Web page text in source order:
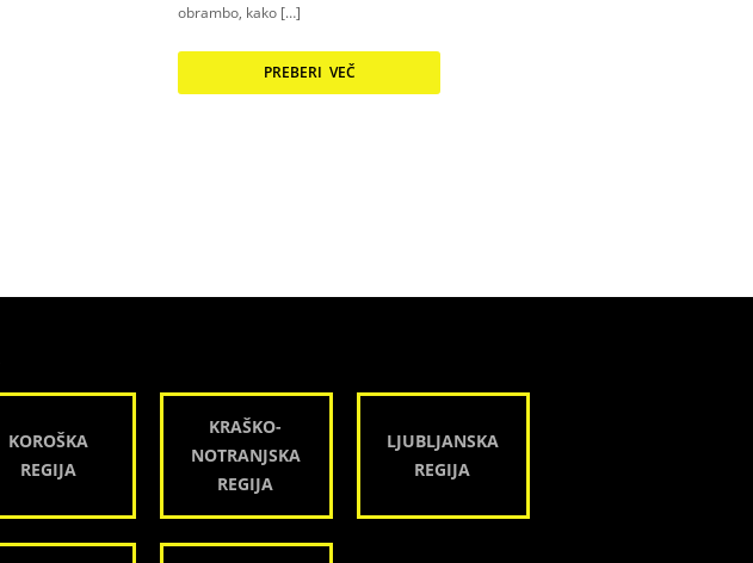
obrambo, kako […]
PREBERI VEČ
KOROŠKA
REGIJA
KRAŠKO-
NOTRANJSKA
REGIJA
LJUBLJANSKA
REGIJA